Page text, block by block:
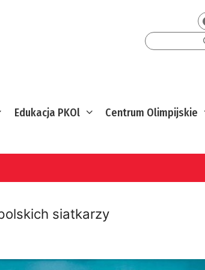
Edukacja PKOl Centrum Olimpijskie
siatkarzy